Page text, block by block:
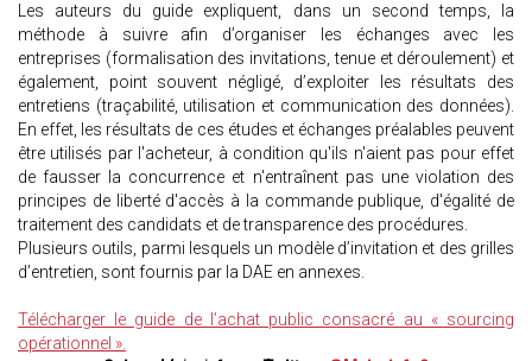
Les auteurs du guide expliquent, dans un second temps, la
méthode à suivre afin d’organiser les échanges avec les
entreprises (formalisation des invitations, tenue et déroulement) et
également, point souvent négligé, d’exploiter les résultats des
entretiens (traçabilité, utilisation et communication des données).
En effet, les résultats de ces études et échanges préalables peuvent
être utilisés par l'acheteur, à condition qu'ils n'aient pas pour effet
de fausser la concurrence et n'entraînent pas une violation des
principes de liberté d'accès à la commande publique, d'égalité de
traitement des candidats et de transparence des procédures.
Plusieurs outils, parmi lesquels un modèle d’invitation et des grilles
d’entretien, sont fournis par la DAE en annexes.
Télécharger le guide de l’achat public consacré au « sourcing
opérationnel ».